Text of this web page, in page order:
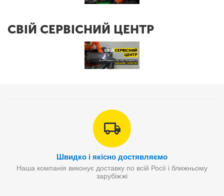
СВІЙ СЕРВІСНИЙ ЦЕНТР
Швидко і якісно достявляємо
Наша компанія виконує доставку по всій Росії і ближньому
зарубіжжі